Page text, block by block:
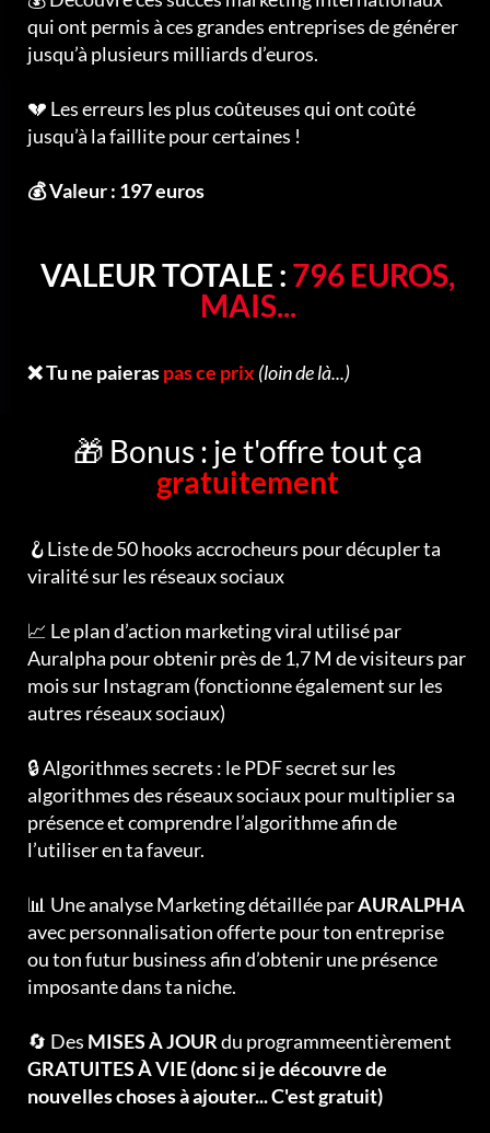
qui ont permis à ces grandes entreprises de générer
jusqu’à plusieurs milliards d’euros.
💔 Les erreurs les plus coûteuses qui ont coûté
jusqu’à la faillite pour certaines !
💰 Valeur : 197 euros
VALEUR TOTALE : 796 EUROS,
MAIS...
❌ Tu ne paieraspas ce prix(loin de là...)
🎁 Bonus : je t'offre tout ça
gratuitement
🪝Liste de 50 hooks accrocheurs pour décupler ta
viralité sur les réseaux sociaux
📈 Le plan d’action marketing viral utilisé par
Auralpha pour obtenir près de 1,7 M de visiteurs par
mois sur Instagram (fonctionne également sur les
autres réseaux sociaux)
🔒 Algorithmes secrets : le PDF secret sur les
algorithmes des réseaux sociaux pour multiplier sa
présence et comprendre l’algorithme afin de
l’utiliser en ta faveur.
📊 Une analyse Marketing détaillée parAURALPHA
avec personnalisation offerte pour ton entreprise
ou ton futur business afin d’obtenir une présence
imposante dans ta niche.
🔄 Des MISES À JOURdu programmeentièrement
GRATUITES À VIE (donc si je découvre de
nouvelles choses à ajouter... C'est gratuit)